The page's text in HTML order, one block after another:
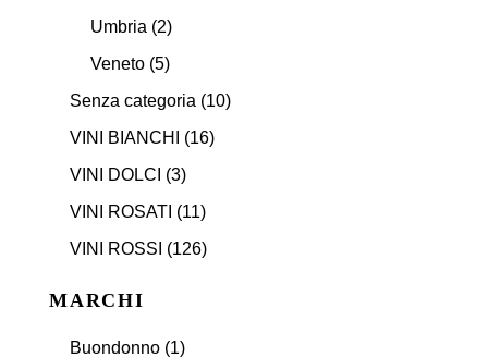
Umbria (2)
Veneto (5)
Senza categoria (10)
VINI BIANCHI
(16)
VINI DOLCI (3)
VINI ROSATI (11)
VINI ROSSI (126)
MARCHI
Buondonno (1)